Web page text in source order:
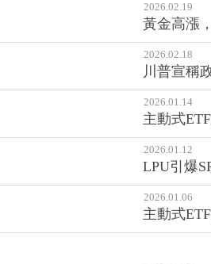
2026.02.19
黃金高漲
2026.02.18
川普宣稱
2026.01.14
主動式
2026.01.12
LPU引爆
2026.01.06
主動式